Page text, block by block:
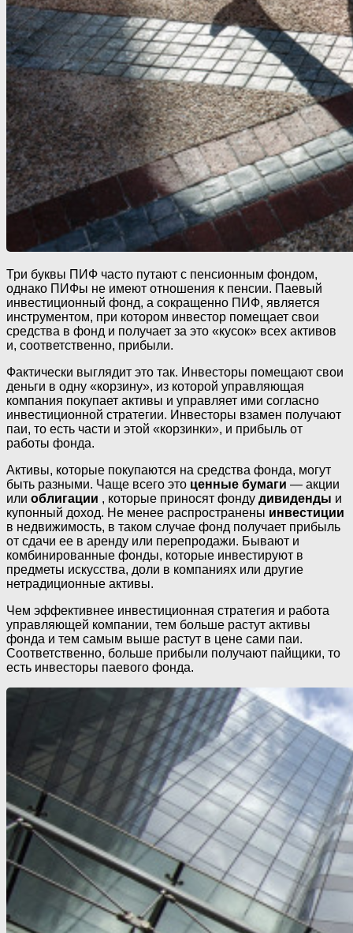
Три буквы ПИФ часто путают с пенсионным фондом,
однако ПИФы не имеют отношения к пенсии. Паевый
инвестиционный фонд, а сокращенно ПИФ, является
инструментом, при котором инвестор помещает свои
средства в фонд и получает за это «кусок» всех активов
и, соответственно, прибыли.
Фактически выглядит это так. Инвесторы помещают свои
деньги в одну «корзину», из которой управляющая
компания покупает активы и управляет ими согласно
инвестиционной стратегии. Инвесторы взамен получают
паи, то есть части и этой «корзинки», и прибыль от
работы фонда.
Активы, которые покупаются на средства фонда, могут
быть разными. Чаще всего это ценные бумаги — акции
или облигации , которые приносят фонду дивиденды и
купонный доход. Не менее распространены инвестиции
в недвижимость, в таком случае фонд получает прибыль
от сдачи ее в аренду или перепродажи. Бывают и
комбинированные фонды, которые инвестируют в
предметы искусства, доли в компаниях или другие
нетрадиционные активы.
Чем эффективнее инвестиционная стратегия и работа
управляющей компании, тем больше растут активы
фонда и тем самым выше растут в цене сами паи.
Соответственно, больше прибыли получают пайщики, то
есть инвесторы паевого фонда.